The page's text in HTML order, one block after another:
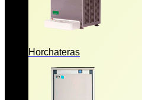
Horchateras